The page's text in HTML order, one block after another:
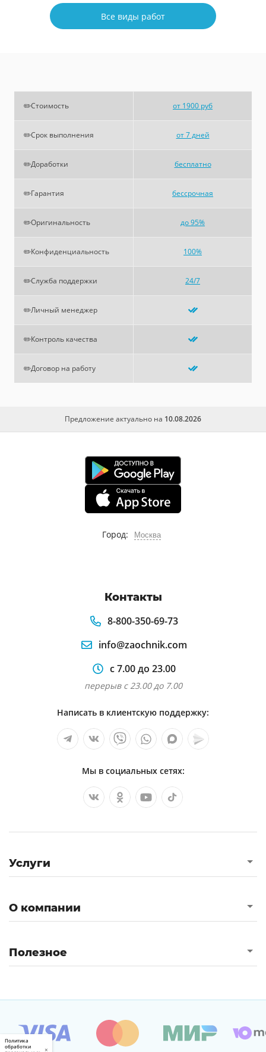
Все виды работ
✏️Стоимость от 1900 руб
✏️Срок выполнения от 7 дней
✏️Доработки бесплатно
✏️Гарантия бессрочная
✏️Оригинальность до 95%
✏️Конфиденциальность 100%
✏️Служба поддержки 24/7
✏️Личный менеджер
✏️Контроль качества
✏️Договор на работу
Предложение актуально на 10.08.2026
Город: Москва
Контакты
8-800-350-69-73
info@zaochnik.com
с 7.00 до 23.00
перерыв с 23.00 до 7.00
Написать в клиентскую поддержку:
Мы в социальных сетях:
Услуги
О компании
Полезное
Политика
обработки
×